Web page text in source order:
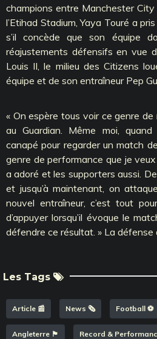
champions entre Manchester
l’Etihad Stadium, Yaya Touré a
s’il concède que son équipe
réajustements défensifs en vue
Louis II, le milieu des Citizens
équipe et de son entraîneur Pep
« On espère tous voir ce genre de
au Guardian. Même moi,
canapé pour regarder un match
genre de performance que je veux
a adoré et les supporters aussi.
et jusqu’à maintenant, on
nouvel entraîneur, c’est tout
d’appuyer lorsqu’il évoque le
défendre ce résultat. » La défense
Les Tags
Article 📰 News 🗞️ Football ⚽️
Angleterre 🏴󠁧󠁢󠁥󠁮󠁧󠁿 Record &